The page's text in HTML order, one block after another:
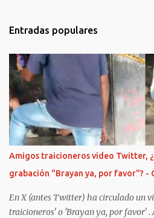
t
r
i
o
s
Entradas populares
Amigos traicioneros video Twitter,
grabación "Brayan ya, por favor"? -
En X (antes Twitter) ha circulado un
traicioneros' o 'Brayan ya, por favor' .